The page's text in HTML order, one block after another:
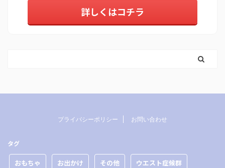
詳しくはコチラ
プライバシーポリシー お問い合わせ
タグ
おもちゃ お出かけ その他 ウエスト症候群